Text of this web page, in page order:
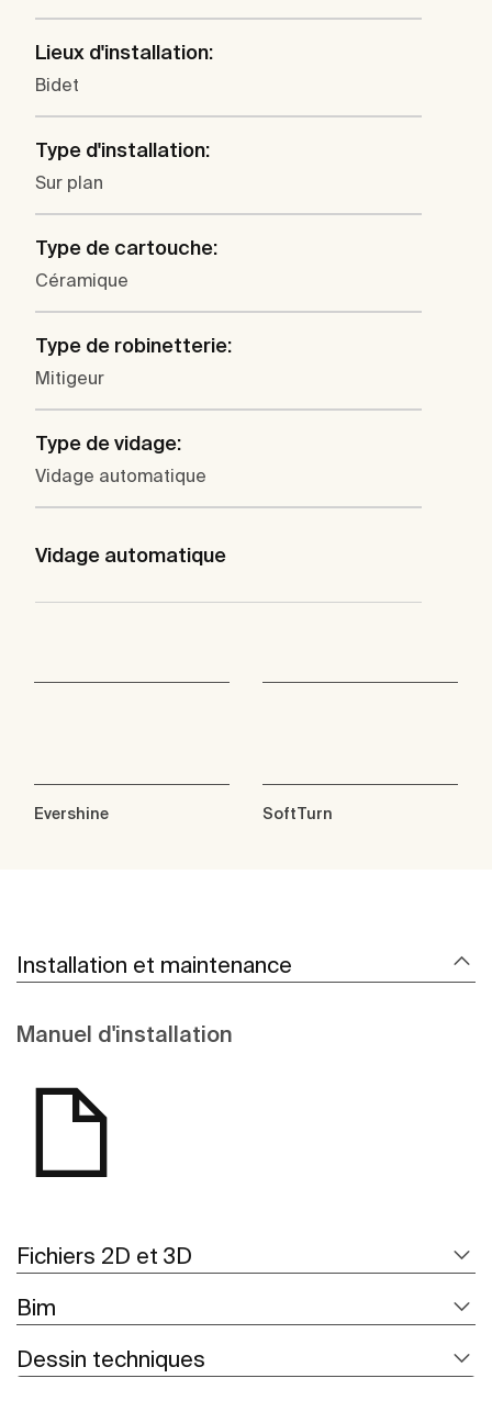
Lieux d'installation:
Bidet
Type d'installation:
Sur plan
Type de cartouche:
Céramique
Type de robinetterie:
Mitigeur
Type de vidage:
Vidage automatique
Vidage automatique
Evershine SoftTurn
Installation et maintenance
Manuel d'installation
Fichiers 2D et 3D
Bim
Dessin techniques